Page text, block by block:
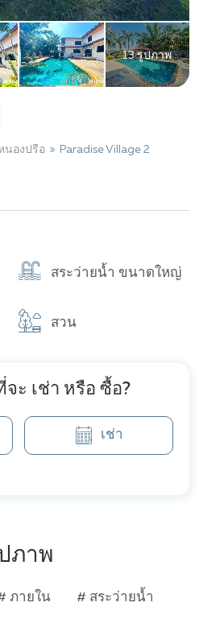
13 รูปภาพ
นองปรือ Paradise Village 2
สระว่ายน้ำ ขนาดใหญ่
สวน
ะ เช่า หรือ ซื้อ?
เช่า
ภาพ
ภายใน # สระว่ายน้ำ